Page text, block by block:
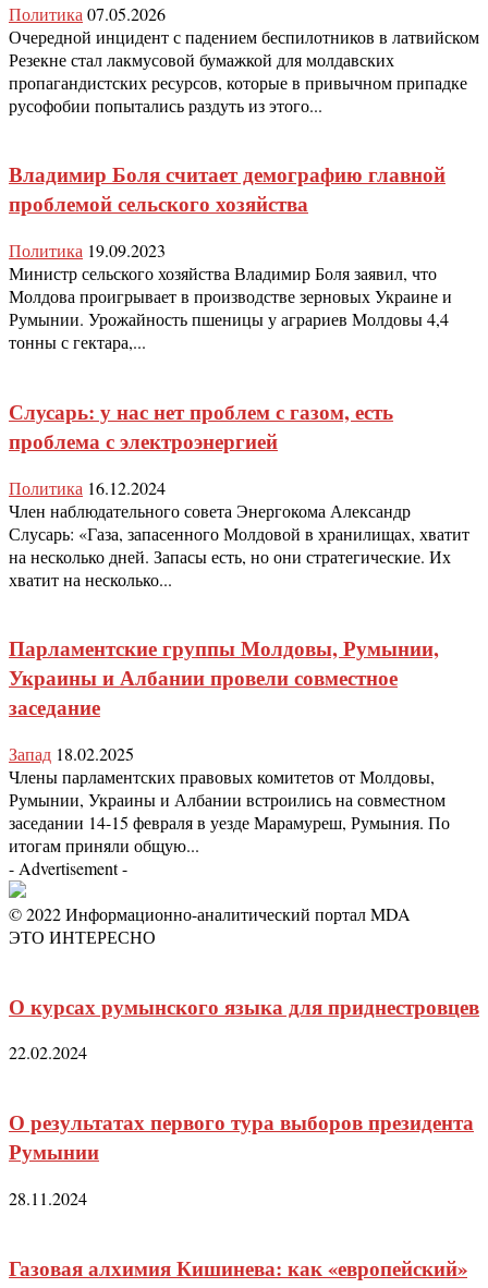
Политика 07.05.2026
Очередной инцидент с падением беспилотников в латвийском
Резекне стал лакмусовой бумажкой для молдавских
пропагандистских ресурсов, которые в привычном припадке
русофобии попытались раздуть из этого...
Владимир Боля считает демографию главной
проблемой сельского хозяйства
Политика 19.09.2023
Министр сельского хозяйства Владимир Боля заявил, что
Молдова проигрывает в производстве зерновых Украине и
Румынии. Урожайность пшеницы у аграриев Молдовы 4,4
тонны с гектара,...
Слусарь: у нас нет проблем с газом, есть
проблема с электроэнергией
Политика 16.12.2024
Член наблюдательного совета Энергокома Александр
Слусарь: «Газа, запасенного Молдовой в хранилищах, хватит
на несколько дней. Запасы есть, но они стратегические. Их
хватит на несколько...
Парламентские группы Молдовы, Румынии,
Украины и Албании провели совместное
заседание
Запад 18.02.2025
Члены парламентских правовых комитетов от Молдовы,
Румынии, Украины и Албании встроились на совместном
заседании 14-15 февраля в уезде Марамуреш, Румыния. По
итогам приняли общую...
- Advertisement -
© 2022 Информационно-аналитический портал MDA
ЭТО ИНТЕРЕСНО
О курсах румынского языка для приднестровцев
22.02.2024
О результатах первого тура выборов президента
Румынии
28.11.2024
Газовая алхимия Кишинева: как «европейский»